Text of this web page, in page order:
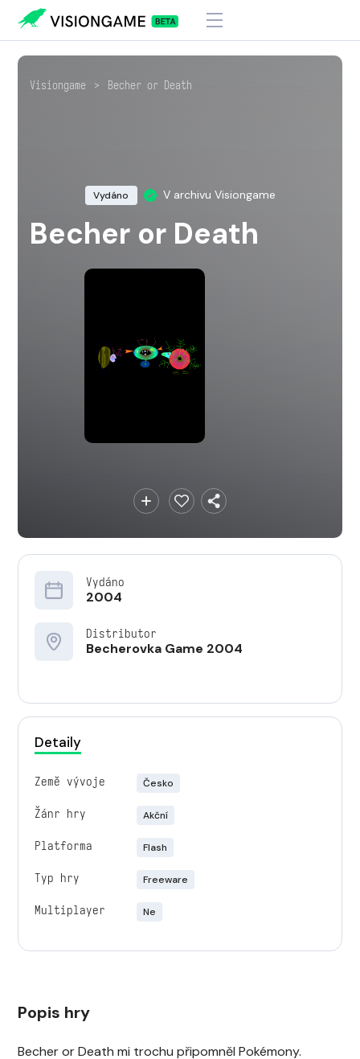
Visiongame > Becher or Death
Vydáno V archivu Visiongame
Becher or Death
Vydáno
2004
Distributor
Becherovka Game 2004
Detaily
Země vývoje Česko
Žánr hry Akční
Platforma Flash
Typ hry Freeware
Multiplayer Ne
Popis hry
Becher or Death mi trochu připomněl Pokémony.